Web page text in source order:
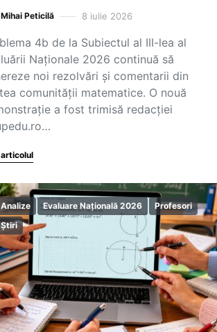
Mihai Peticilă 8 iulie 2026
4b de la Subiectul al III-lea al
Naționale 2026 continuă să
noi rezolvări și comentarii din
comunității matematice. O nouă
a fost trimisă redacției
Analize Evaluare Națională 2026
Profesori
Știri